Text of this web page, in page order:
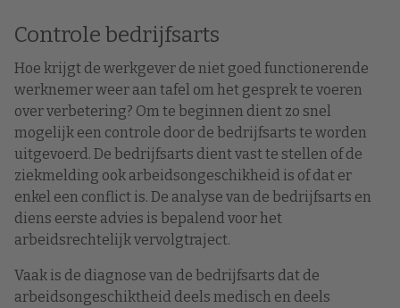
Controle bedrijfsarts
Hoe krijgt de werkgever de niet goed functionerende
werknemer weer aan tafel om het gesprek te voeren
over verbetering? Om te beginnen dient zo snel
mogelijk een controle door de bedrijfsarts te worden
uitgevoerd. De bedrijfsarts dient vast te stellen of de
ziekmelding ook arbeidsongeschikheid is of dat er
enkel een conflict is. De analyse van de bedrijfsarts en
diens eerste advies is bepalend voor het
arbeidsrechtelijk vervolgtraject.
Vaak is de diagnose van de bedrijfsarts dat de
arbeidsongeschiktheid deels medisch en deels